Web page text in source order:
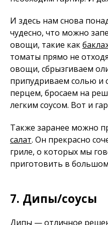
И здесь нам снова
чудесно, что можно
овощи, такие как
томаты прямо не
овощи, сбрызгиваем
припудриваем солью
перцем, бросаем на
легким соусом. Вот и
Также заранее можно
салат. Он прекрасно
гриле, о которых мы
приготовить в
7. Дипы/соусы
Дипы — отличное